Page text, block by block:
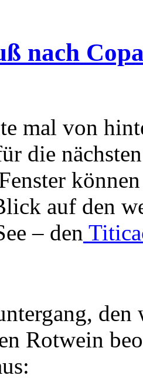
nach
mal von
die
auf den
– den
Rotwein